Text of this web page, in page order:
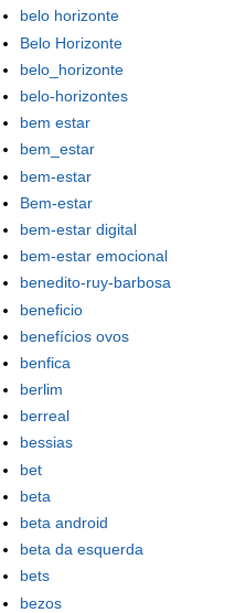
belo horizonte
Belo Horizonte
belo_horizonte
belo-horizontes
bem estar
bem_estar
bem-estar
Bem-estar
bem-estar digital
bem-estar emocional
benedito-ruy-barbosa
beneficio
benefícios ovos
benfica
berlim
berreal
bessias
bet
beta
beta android
beta da esquerda
bets
bezos